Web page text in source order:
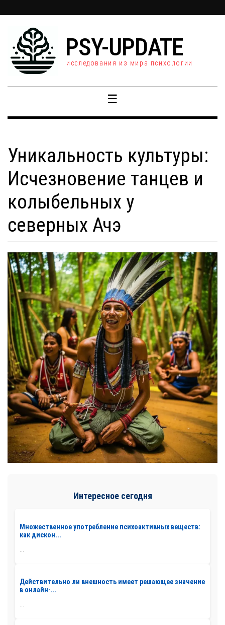
PSY-UPDATE
исследования из мира психологии
☰
Уникальность культуры:
Исчезновение танцев и
колыбельных у
северных Ачэ
Интересное сегодня
Множественное употребление психоактивных веществ:
как дискон...
Действительно ли внешность имеет решающее значение
в онлайн-...
...